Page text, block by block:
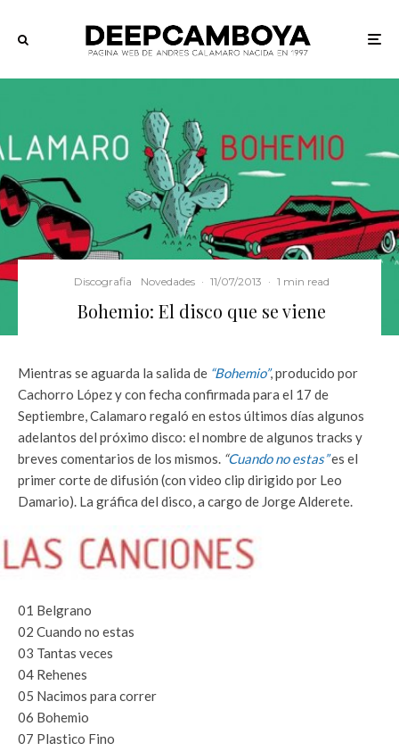
Discografia Novedades · 11/07/2013 · 1 min read
Bohemio: El disco que se viene
Mientras se aguarda la salida de “Bohemio”, producido por
Cachorro López y con fecha confirmada para el 17 de
Septiembre, Calamaro regaló en estos últimos días algunos
adelantos del próximo disco: el nombre de algunos tracks y
breves comentarios de los mismos. “Cuando no estas”es el
primer corte de difusión (con video clip dirigido por Leo
Damario). La gráfica del disco, a cargo de Jorge Alderete.
01 Belgrano
02 Cuando no estas
03 Tantas veces
04 Rehenes
05 Nacimos para correr
06 Bohemio
07 Plastico Fino